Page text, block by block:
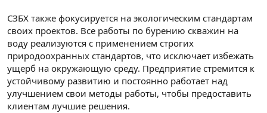
СЗБХ также фокусируется на экологическим стандартам
своих проектов. Все работы по бурению скважин на
воду реализуются с применением строгих
природоохранных стандартов, что исключает избежать
ущерб на окружающую среду. Предприятие стремится к
устойчивому развитию и постоянно работает над
улучшением свои методы работы, чтобы предоставить
клиентам лучшие решения.